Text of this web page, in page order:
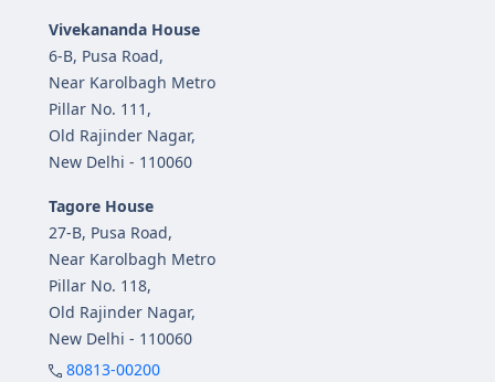
Vivekananda House
6-B, Pusa Road,
Near Karolbagh Metro
Pillar No. 111,
Old Rajinder Nagar,
New Delhi - 110060
Tagore House
27-B, Pusa Road,
Near Karolbagh Metro
Pillar No. 118,
Old Rajinder Nagar,
New Delhi - 110060
80813-00200